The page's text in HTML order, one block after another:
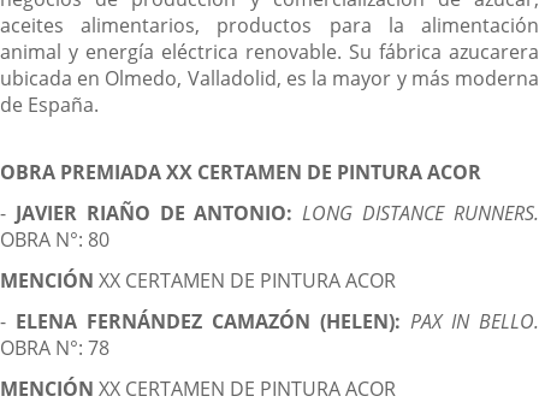
aceites alimentarios, productos para la alimentación
animal y energía eléctrica renovable. Su fábrica azucarera
ubicada en Olmedo, Valladolid, es la mayor y más moderna
de España.
OBRA PREMIADAXX CERTAMEN DE PINTURA ACOR
- JAVIER RIAÑO DE ANTONIO:LONG DISTANCE RUNNERS.
OBRA N°: 80
MENCIÓN XX CERTAMEN DE PINTURA ACOR
- ELENA FERNÁNDEZ CAMAZÓN (HELEN): PAX IN BELLO.
OBRA N°: 78
MENCIÓN XX CERTAMEN DE PINTURA ACOR